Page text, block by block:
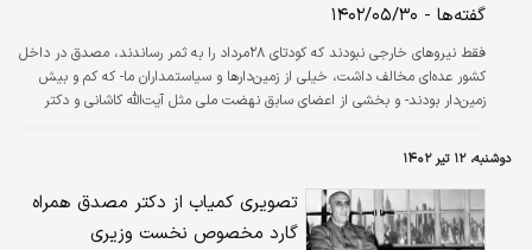
گفته‌ها - ۱۴۰۲/۰۵/۳۰
فقط نیروهاى خارجى نبودند که کودتاى ۲۸مرداد را به ثمر رساندند، مصدق در داخل
کشور عده‌اى مخالف داشت، خیلى از زمین‌دارها و سیاستمداران ما- که کم و بیش
زمین‌دار بودند- و بخشى از اعضاى سابق نهضت ملى مثل آیت‌الله کاشانى و دکتر
هم کم نبود.
دوشنبه، ۱۲ تیر ۱۴۰۲
تصویری کمیاب از دکتر مصدق همراه
گارد مخصوص نخست وزیری